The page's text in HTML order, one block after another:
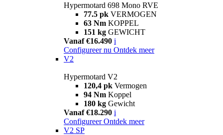
Hypermotard 698 Mono RVE
77.5 pk VERMOGEN
63 Nm KOPPEL
151 kg GEWICHT
Vanaf €16.490 i
Configureer nu Ontdek meer
V2
Hypermotard V2
120,4 pk Vermogen
94 Nm Koppel
180 kg Gewicht
Vanaf €18.290 i
Configureer Ontdek meer
V2 SP